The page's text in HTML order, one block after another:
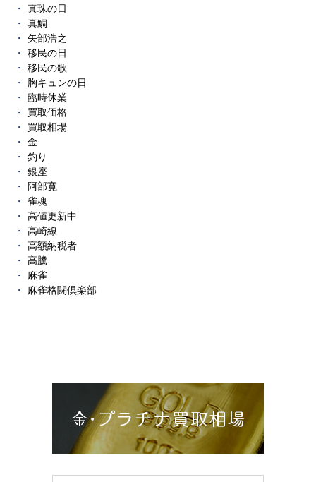
真珠の日
真鯛
矢部浩之
移民の日
移民の歌
胸キュンの日
臨時休業
買取価格
買取相場
金
釣り
銀座
阿部寛
雀魂
高値更新中
高崎線
高額納税者
高騰
麻雀
麻雀格闘倶楽部